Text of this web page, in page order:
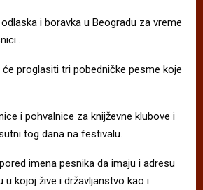
i boravka u Beogradu za vreme
proglasiti tri pobedničke pesme koje
i pohvalnice za kniјževne klubove i
tog dana na festivalu.
imena pesnika da imaju i adresu
u kojoj žive i državljanstvo kao i